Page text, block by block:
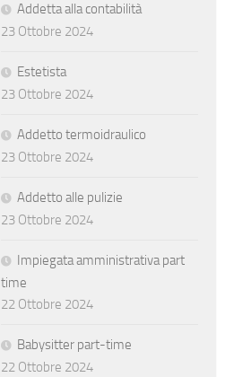
Addetta alla contabilità
23 Ottobre 2024
Estetista
23 Ottobre 2024
Addetto termoidraulico
23 Ottobre 2024
Addetto alle pulizie
23 Ottobre 2024
Impiegata amministrativa part
time
22 Ottobre 2024
Babysitter part-time
22 Ottobre 2024